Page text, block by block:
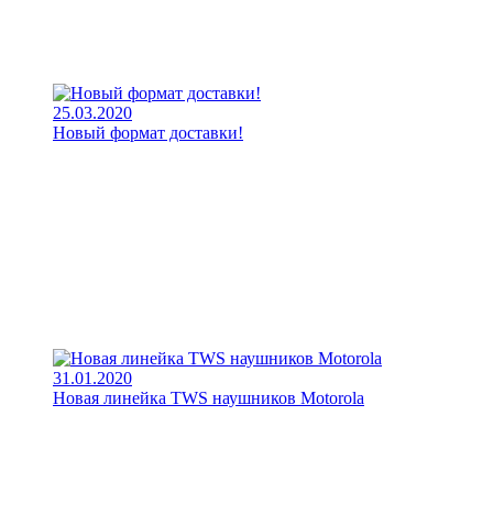
25.03.2020
Новый формат доставки!
31.01.2020
Новая линейка TWS наушников Motorola